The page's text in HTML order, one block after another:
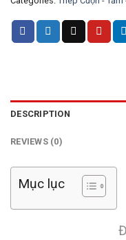
DESCRIPTION
REVIEWS (0)
Mục lục